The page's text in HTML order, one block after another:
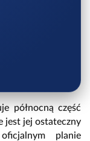
północną część
jest jej ostateczny
planie